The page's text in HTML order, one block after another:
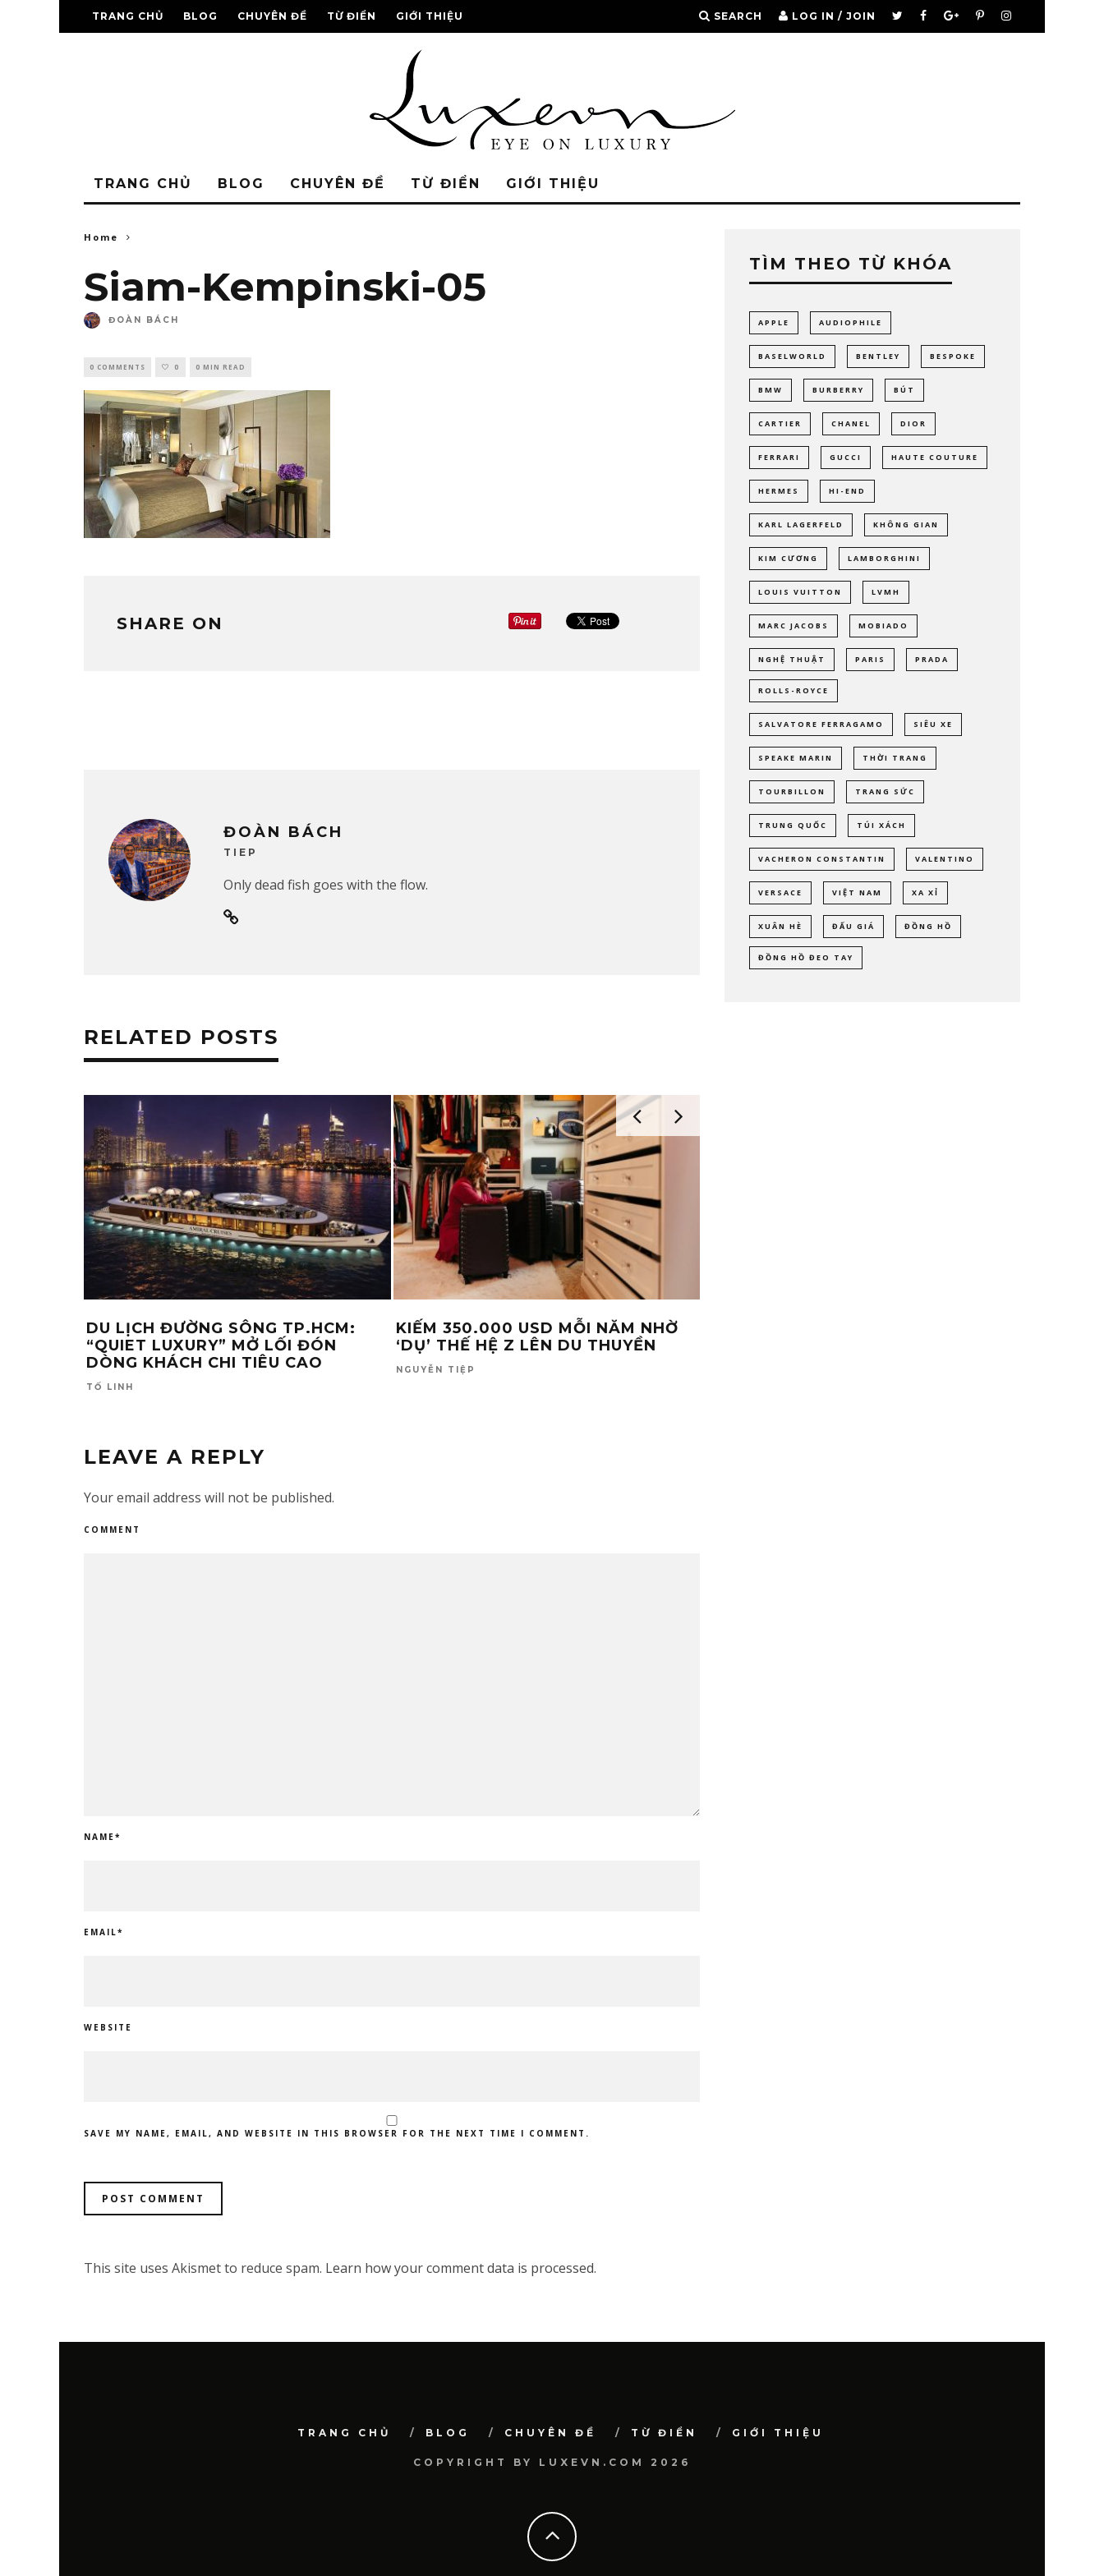
TRANG CHỦ BLOG CHUYÊN ĐỀ TỪ ĐIỂN GIỚI THIỆU SEARCH LOG IN / JOIN
TRANG CHỦ BLOG CHUYÊN ĐỀ TỪ ĐIỂN GIỚI THIỆU
Home
Siam-Kempinski-05
ĐOÀN BÁCH
0 COMMENTS 0 0 MIN READ
SHARE ON
ĐOÀN BÁCH
TIEP
Only dead fish goes with the flow.
RELATED POSTS
DU LỊCH ĐƯỜNG SÔNG TP.HCM:
“QUIET LUXURY” MỞ LỐI ĐÓN
DÒNG KHÁCH CHI TIÊU CAO
TỐ LINH
KIẾM 350.000 USD MỖI NĂM NHỜ
‘DỤ’ THẾ HỆ Z LÊN DU THUYỀN
NGUYỄN TIỆP
LEAVE A REPLY
Your email address will not be published.
COMMENT
NAME*
EMAIL*
WEBSITE
SAVE MY NAME, EMAIL, AND WEBSITE IN THIS BROWSER FOR THE NEXT TIME I COMMENT.
This site uses Akismet to reduce spam. Learn how your comment data is processed.
TÌM THEO TỪ KHÓA
APPLE AUDIOPHILE
BASELWORLD BENTLEY BESPOKE
BMW BURBERRY BÚT
CARTIER CHANEL DIOR
FERRARI GUCCI HAUTE COUTURE
HERMES HI-END
KARL LAGERFELD KHÔNG GIAN
KIM CƯƠNG LAMBORGHINI
LOUIS VUITTON LVMH
MARC JACOBS MOBIADO
NGHỆ THUẬT PARIS PRADA
ROLLS-ROYCE
SALVATORE FERRAGAMO SIÊU XE
SPEAKE MARIN THỜI TRANG
TOURBILLON TRANG SỨC
TRUNG QUỐC TÚI XÁCH
VACHERON CONSTANTIN VALENTINO
VERSACE VIỆT NAM XA XỈ
XUÂN HÈ ĐẤU GIÁ ĐỒNG HỒ
ĐỒNG HỒ ĐEO TAY
TRANG CHỦ BLOG CHUYÊN ĐỀ TỪ ĐIỂN GIỚI THIỆU
COPYRIGHT BY LUXEVN.COM 2026